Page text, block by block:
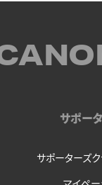
サポー
サポーターズ